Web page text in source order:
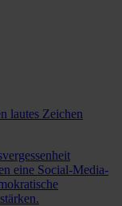
lautes Zeichen
eine Social-Media-